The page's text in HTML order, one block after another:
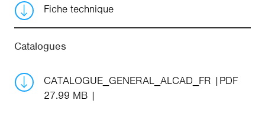
Fiche technique
Catalogues
CATALOGUE_GENERAL_ALCAD_FR
PDF
27.99 MB